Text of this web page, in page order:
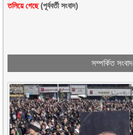
তলিয়ে গেছে(পূর্ববর্তী সংবাদ)
সম্পর্কিত সংবাদ